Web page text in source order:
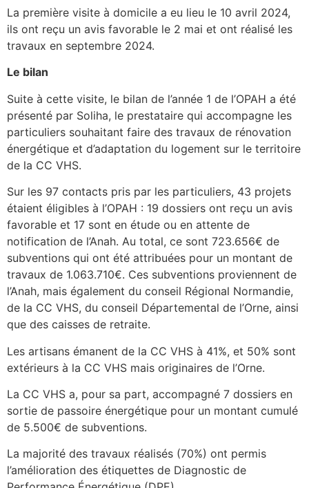
La première visite à domicile a eu lieu le 10 avril 2024,
ils ont reçu un avis favorable le 2 mai et ont réalisé les
travaux en septembre 2024.
Le bilan
Suite à cette visite, le bilan de l’année 1 de l’OPAH a été
présenté par Soliha, le prestataire qui accompagne les
particuliers souhaitant faire des travaux de rénovation
énergétique et d’adaptation du logement sur le territoire
de la CC VHS.
Sur les 97 contacts pris par les particuliers, 43 projets
étaient éligibles à l’OPAH : 19 dossiers ont reçu un avis
favorable et 17 sont en étude ou en attente de
notification de l’Anah. Au total, ce sont 723.656€ de
subventions qui ont été attribuées pour un montant de
travaux de 1.063.710€. Ces subventions proviennent de
l’Anah, mais également du conseil Régional Normandie,
de la CC VHS, du conseil Départemental de l’Orne, ainsi
que des caisses de retraite.
Les artisans émanent de la CC VHS à 41%, et 50% sont
extérieurs à la CC VHS mais originaires de l’Orne.
La CC VHS a, pour sa part, accompagné 7 dossiers en
sortie de passoire énergétique pour un montant cumulé
de 5.500€ de subventions.
La majorité des travaux réalisés (70%) ont permis
l’amélioration des étiquettes de Diagnostic de